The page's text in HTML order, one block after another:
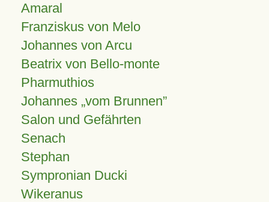
Amaral
Franziskus von Melo
Johannes von Arcu
Beatrix von Bello-monte
Pharmuthios
Johannes vom Brunnen
Salon und Gefährten
Senach
Stephan
Sympronian Ducki
Wikeranus